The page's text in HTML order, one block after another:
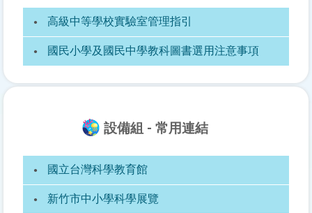
高級中等學校實驗室管理指引
國民小學及國民中學教科圖書選用注意事項
設備組 - 常用連結
國立台灣科學教育館
新竹市中小學科學展覽